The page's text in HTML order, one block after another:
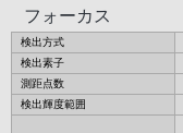
フォーカス
検出方式
検出素子
測距点数
検出輝度範囲